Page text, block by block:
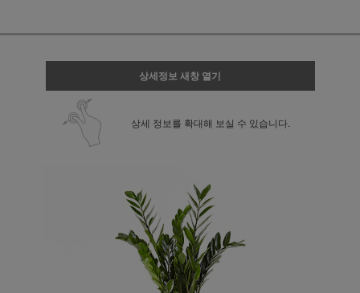
상세정보 새창 열기
상세 정보를 확대해 보실 수 있습니다.